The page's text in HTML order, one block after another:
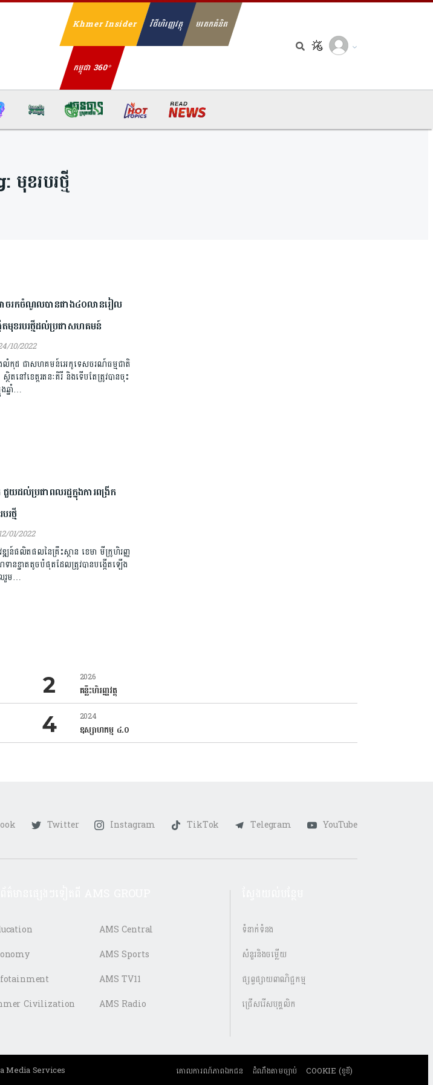
Khmer Insider វិថីហិរញ្ញវត្ថុ មរតកគំនិត
កម្ពុជា 360°
មុខរបរថ្មី
រកចំណូលបានជាង៤០លានរៀល
តមុខ​របរថ្មីដល់ប្រជាសហគមន៍
10/2022
កុដ ជាសហគមន៍អេកូទេសចរណ៍ធម្មជាតិ
តនៅខេត្តរតនៈគិរី និងទើបតែត្រូវបានចុះ
ឆ្នាំ…
ដល់ប្រជាពលរដ្ឋក្នុងការពង្រីក
រថ្មី
01/2022
ឌ្ឍន៍ផលិតផលនៃគ្រឹះស្ថាន ខេមា មីក្រូហិរញ្ញ
នខ្នាតតូចបំផុតដែលត្រូវបានបង្កើតឡើង
រួម…
2026
គន្លឹះហិរញ្ញវត្ថុ
2024
ឧស្សាហកម្ម ៤.០
Twitter Instagram TikTok Telegram YouTube
Civilization
AMS Central
AMS Sports
AMS TV11
AMS Radio
ទំនាក់ទំនង
សំនួរនិងចម្លើយ
ផ្សព្វផ្សាយពាណិជ្ជកម្ម
ជ្រើសរើសបុគ្គលិក
Media Services គោលការណ៍​ភាពឯកជន ដំណឹងតាមច្បាប់ COOKIE (ខូខី)